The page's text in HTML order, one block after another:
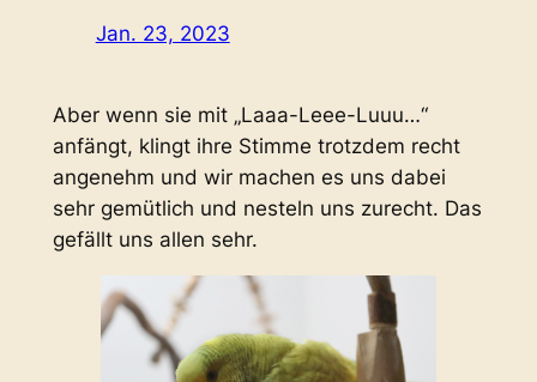
Jan. 23, 2023
Aber wenn sie mit „Laaa-Leee-Luuu…“
anfängt, klingt ihre Stimme trotzdem recht
angenehm und wir machen es uns dabei
sehr gemütlich und nesteln uns zurecht. Das
gefällt uns allen sehr.